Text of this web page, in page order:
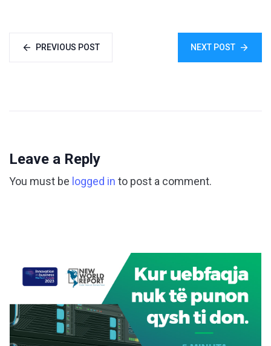
PREVIOUS POST NEXT POST
Leave a Reply
You must be logged in to post a comment.